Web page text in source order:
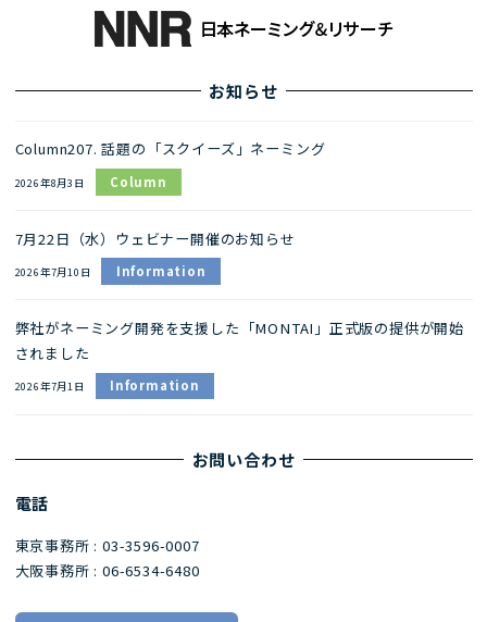
お知らせ
Column207. 話題の「スクイーズ」ネーミング
2026年8月3日 Column
7月22日（水）ウェビナー開催のお知らせ
2026年7月10日 Information
弊社がネーミング開発を支援した「MONTAI」正式版の提供が開始
されました
2026年7月1日 Information
お問い合わせ
電話
東京事務所 : 03-3596-0007
大阪事務所 : 06-6534-6480